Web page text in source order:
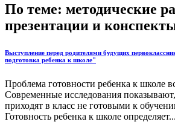
По теме: методические
презентации и
Выступление перед родителями будущих
подготовка ребенка к школе"
Проблема готовности ребенка к школе
Современные исследования
приходят в класс не готовыми к
Готовность ребенка к школе определяет...